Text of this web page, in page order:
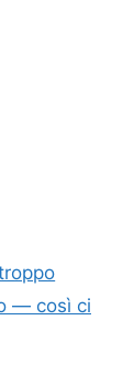
— così ci